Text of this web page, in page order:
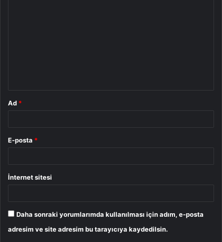
Ad *
E-posta *
İnternet sitesi
Daha sonraki yorumlarımda kullanılması için adım, e-posta
adresim ve site adresim bu tarayıcıya kaydedilsin.